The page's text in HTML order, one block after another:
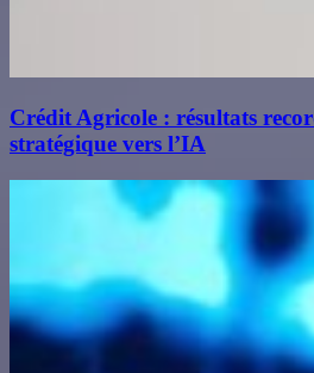
Crédit Agricole : résultats
stratégique vers l’IA